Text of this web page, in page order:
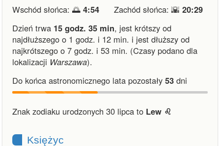
Wschód słońca: 🌅 4:54 Zachód słońca: 🌇 20:29
Dzień trwa 15 godz. 35 min, jest krótszy od
najdłuższego o 1 godz. i 12 min. i jest dłuższy od
najkrótszego o 7 godz. i 53 min. (Czasy podano dla
lokalizacji Warszawa).
Do końca astronomicznego lata pozostały 53 dni
Znak zodiaku urodzonych 30 lipca to Lew ♌︎
Księżyc